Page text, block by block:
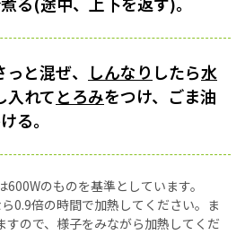
と混ぜ、 しんなり したら水
入れてとろみをつけ、ごま油
る。
のものを基準としています。
0.9倍の時間で加熱してください。ま
すので、様子をみながら加熱してくだ